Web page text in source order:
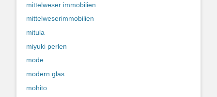
mittelweser immobilien
mittelweserimmobilien
mitula
miyuki perlen
mode
modern glas
mohito